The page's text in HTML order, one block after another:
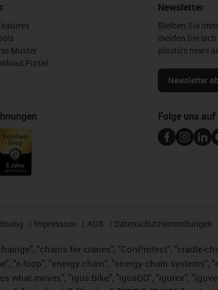
Muster
Portal
Newsletter
Bleiben Sie
melden Sie
plastics news
Newsletter
Folge uns
Impressum AGB Datenschutzeinstellungen
"chains for cranes", "ConProtect", "cradle-
"e-loop", "energy chain", "energy chain systems",
what moves", "igus:bike", "igusGO", "igutex",